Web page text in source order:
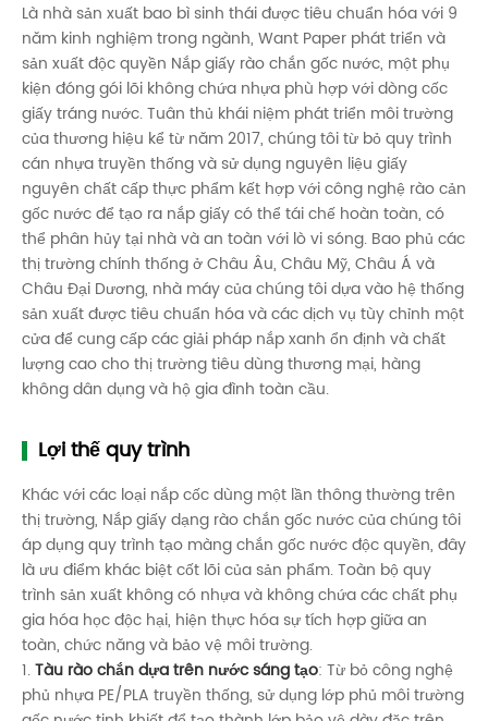
Là nhà sản xuất bao bì sinh thái được tiêu chuẩn hóa với 9
năm kinh nghiệm trong ngành, Want Paper phát triển và
sản xuất độc quyền Nắp giấy rào chắn gốc nước, một phụ
kiện đóng gói lõi không chứa nhựa phù hợp với dòng cốc
giấy tráng nước. Tuân thủ khái niệm phát triển môi trường
của thương hiệu kể từ năm 2017, chúng tôi từ bỏ quy trình
cán nhựa truyền thống và sử dụng nguyên liệu giấy
nguyên chất cấp thực phẩm kết hợp với công nghệ rào cản
gốc nước để tạo ra nắp giấy có thể tái chế hoàn toàn, có
thể phân hủy tại nhà và an toàn với lò vi sóng. Bao phủ các
thị trường chính thống ở Châu Âu, Châu Mỹ, Châu Á và
Châu Đại Dương, nhà máy của chúng tôi dựa vào hệ thống
sản xuất được tiêu chuẩn hóa và các dịch vụ tùy chỉnh một
cửa để cung cấp các giải pháp nắp xanh ổn định và chất
lượng cao cho thị trường tiêu dùng thương mại, hàng
không dân dụng và hộ gia đình toàn cầu.
Lợi thế quy trình
Khác với các loại nắp cốc dùng một lần thông thường trên
thị trường, Nắp giấy dạng rào chắn gốc nước của chúng tôi
áp dụng quy trình tạo màng chắn gốc nước độc quyền, đây
là ưu điểm khác biệt cốt lõi của sản phẩm. Toàn bộ quy
trình sản xuất không có nhựa và không chứa các chất phụ
gia hóa học độc hại, hiện thực hóa sự tích hợp giữa an
toàn, chức năng và bảo vệ môi trường.
1.Tàu rào chắn dựa trên nước sáng tạo: Từ bỏ công nghệ
phủ nhựa PE/PLA truyền thống, sử dụng lớp phủ môi trường